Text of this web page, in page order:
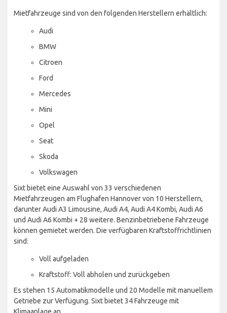
Mietfahrzeuge sind von den folgenden Herstellern erhältlich:
Audi
BMW
Citroen
Ford
Mercedes
Mini
Opel
Seat
Skoda
Volkswagen
Sixt bietet eine Auswahl von 33 verschiedenen
Mietfahrzeugen am Flughafen Hannover von 10 Herstellern,
darunter Audi A3 Limousine, Audi A4, Audi A4 Kombi, Audi A6
und Audi A6 Kombi + 28 weitere. Benzinbetriebene Fahrzeuge
können gemietet werden. Die verfügbaren Kraftstoffrichtlinien
sind:
Voll aufgeladen
Kraftstoff: Voll abholen und zurückgeben
Es stehen 15 Automatikmodelle und 20 Modelle mit manuellem
Getriebe zur Verfügung. Sixt bietet 34 Fahrzeuge mit
Klimaanlage an.